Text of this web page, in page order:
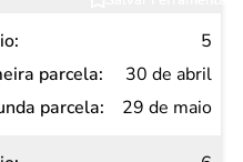
5
30 de abril
29 de maio